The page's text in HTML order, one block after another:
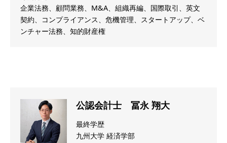
企業法務、顧問業務、M&A、組織再編、国際取引、英文
契約、コンプライアンス、危機管理、スタートアップ、ベ
ンチャー法務、知的財産権
公認会計士 冨永 翔大
最終学歴
九州大学 経済学部